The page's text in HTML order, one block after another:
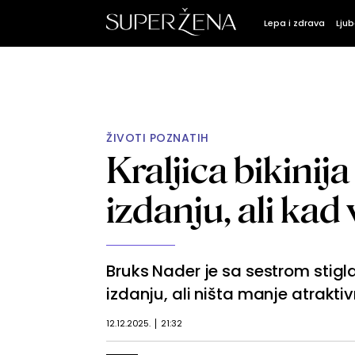
Lepa i zdrava
ŽIVOTI POZNATIH
Kraljica
izdanju, ali kad
Bruks Nader je sa sestrom
izdanju, ali ništa manje
12.12.2025. 21:32